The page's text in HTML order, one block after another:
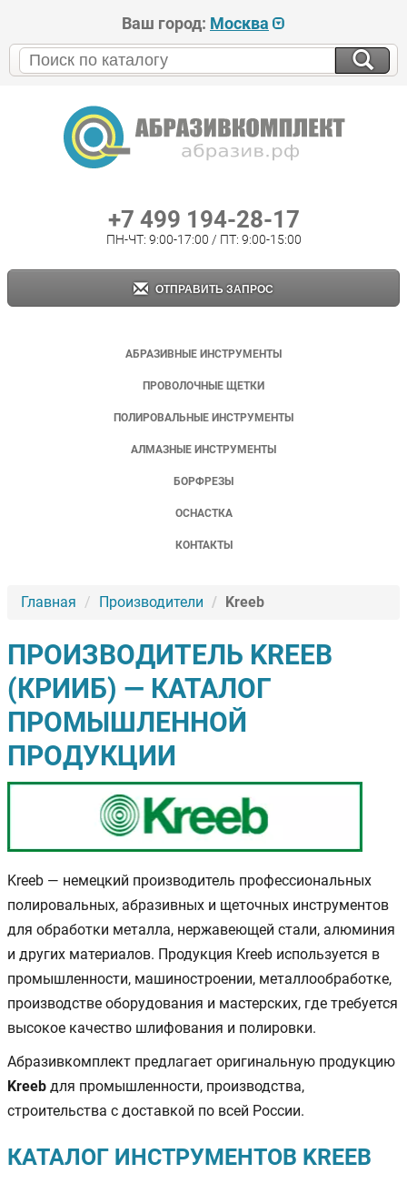
Ваш город: Москва
+7 499 194-28-17
ПН-ЧТ: 9:00-17:00 / ПТ: 9:00-15:00
ОТПРАВИТЬ ЗАПРОС
АБРАЗИВНЫЕ ИНСТРУМЕНТЫ
ПРОВОЛОЧНЫЕ ЩЕТКИ
ПОЛИРОВАЛЬНЫЕ ИНСТРУМЕНТЫ
АЛМАЗНЫЕ ИНСТРУМЕНТЫ
БОРФРЕЗЫ
ОСНАСТКА
КОНТАКТЫ
Главная Производители Kreeb
ПРОИЗВОДИТЕЛЬ KREEB
(КРИИБ) — КАТАЛОГ
ПРОМЫШЛЕННОЙ
ПРОДУКЦИИ
Kreeb — немецкий производитель профессиональных
полировальных, абразивных и щеточных инструментов
для обработки металла, нержавеющей стали, алюминия
и других материалов. Продукция Kreeb используется в
промышленности, машиностроении, металлообработке,
производстве оборудования и мастерских, где требуется
высокое качество шлифования и полировки.
Абразивкомплект предлагает оригинальную продукцию
Kreeb для промышленности, производства,
строительства с доставкой по всей России.
КАТАЛОГ ИНСТРУМЕНТОВ KREEB